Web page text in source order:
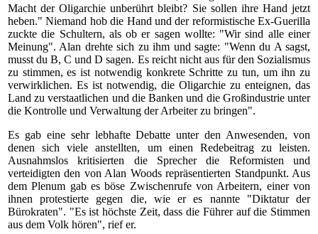
Macht der Oligarchie unberührt bleibt? Sie sollen ihre Hand jetzt
heben." Niemand hob die Hand und der reformistische Ex-Guerilla
zuckte die Schultern, als ob er sagen wollte: "Wir sind alle einer
Meinung". Alan drehte sich zu ihm und sagte: "Wenn du A sagst,
musst du B, C und D sagen. Es reicht nicht aus für den Sozialismus
zu stimmen, es ist notwendig konkrete Schritte zu tun, um ihn zu
verwirklichen. Es ist notwendig, die Oligarchie zu enteignen, das
Land zu verstaatlichen und die Banken und die Großindustrie unter
die Kontrolle und Verwaltung der Arbeiter zu bringen".
Es gab eine sehr lebhafte Debatte unter den Anwesenden, von
denen sich viele anstellten, um einen Redebeitrag zu leisten.
Ausnahmslos kritisierten die Sprecher die Reformisten und
verteidigten den von Alan Woods repräsentierten Standpunkt. Aus
dem Plenum gab es böse Zwischenrufe von Arbeitern, einer von
ihnen protestierte gegen die, wie er es nannte "Diktatur der
Bürokraten". "Es ist höchste Zeit, dass die Führer auf die Stimmen
aus dem Volk hören", rief er.